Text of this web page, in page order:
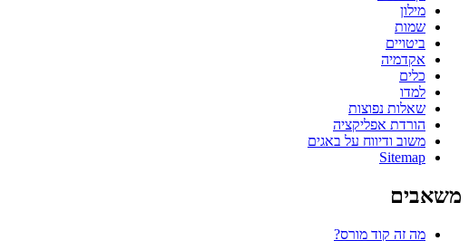
מילון
שמות
ביטויים
אקדמיה
כלים
למדו
שאלות נפוצות
הורדת אפליקציה
משוב ודיווח על באגים
Sitemap
משאבים
מה זה קוד מורס?